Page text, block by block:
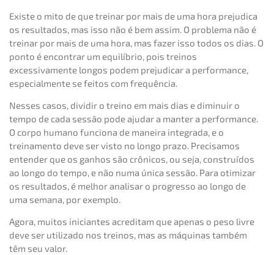
Existe o mito de que treinar por mais de uma hora prejudica
os resultados, mas isso não é bem assim. O problema não é
treinar por mais de uma hora, mas fazer isso todos os dias. O
ponto é encontrar um equilíbrio, pois treinos
excessivamente longos podem prejudicar a performance,
especialmente se feitos com frequência.
Nesses casos, dividir o treino em mais dias e diminuir o
tempo de cada sessão pode ajudar a manter a performance.
O corpo humano funciona de maneira integrada, e o
treinamento deve ser visto no longo prazo. Precisamos
entender que os ganhos são crônicos, ou seja, construídos
ao longo do tempo, e não numa única sessão. Para otimizar
os resultados, é melhor analisar o progresso ao longo de
uma semana, por exemplo.
Agora, muitos iniciantes acreditam que apenas o peso livre
deve ser utilizado nos treinos, mas as máquinas também
têm seu valor.